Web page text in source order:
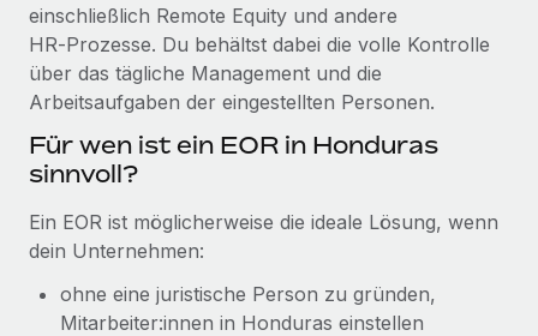
Globale Bereitstellung und Verfolgung von IT-
Geräten
Gründung von Niederlassungen
Niederlassungen
Mühelose Relocation von Mitarbeiter:innen
Benefits
Mühelose Verwaltung von Benefits
Mehr erfahren
Revolution des Enterprise Contractor
globalen Content-Agentur mit Remote
Auf einen Blick Erfahre mehr über die unglaubliche
Transformation einer weltweit erfolgreichen...
Mehr erfahren
EOR und PEO
Contractor Management
Den Blog erkunden
BLOG
Neues zu Remote-Produkten: Integration mit
Gusto und Zero und Contractor Management
einschließlich Remote Equity und andere
HR‑Prozesse. Du behältst dabei die volle Kontrolle
über das tägliche Management und die
Arbeitsaufgaben der eingestellten Personen.
Für wen ist ein EOR in Honduras
sinnvoll?
Ein EOR ist möglicherweise die ideale Lösung, wenn
dein Unternehmen:
ohne eine juristische Person zu gründen,
Mitarbeiter:innen in Honduras einstellen